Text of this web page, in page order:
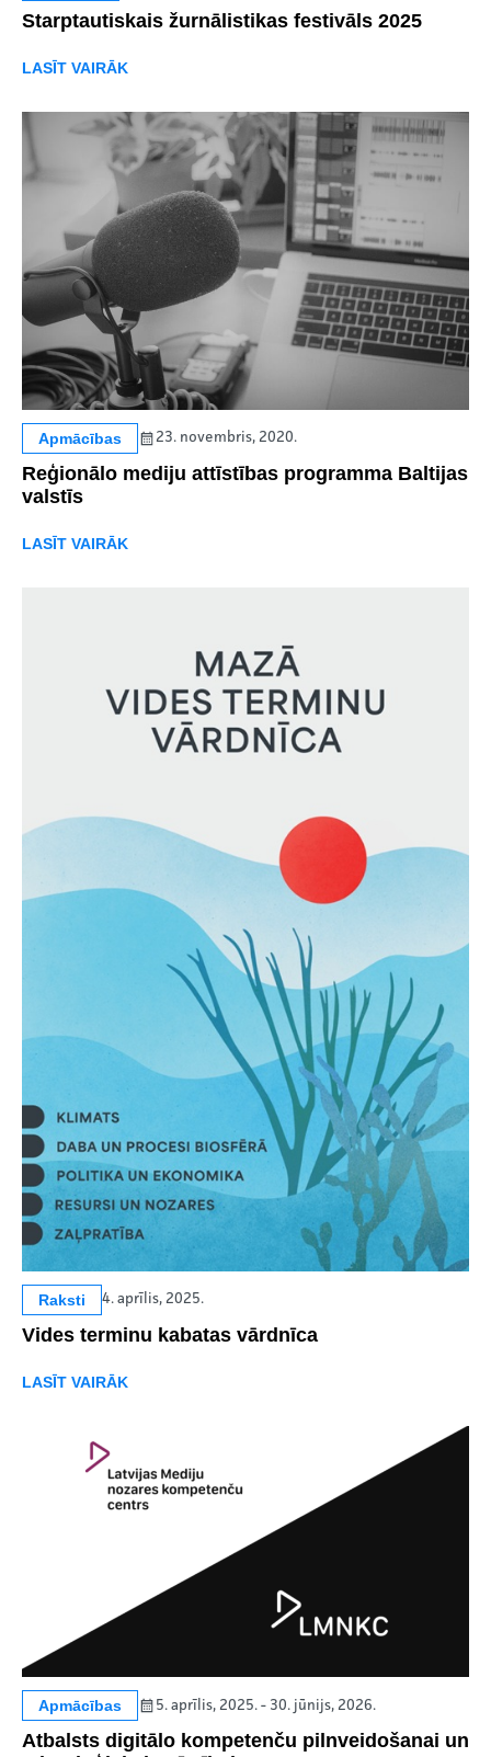
Starptautiskais žurnālistikas festivāls 2025
LASĪT VAIRĀK
Apmācības 23. novembris, 2020.
Reģionālo mediju attīstības programma Baltijas
valstīs
LASĪT VAIRĀK
Raksti 4. aprīlis, 2025.
Vides terminu kabatas vārdnīca
LASĪT VAIRĀK
Apmācības 5. aprīlis, 2025. - 30. jūnijs, 2026.
Atbalsts digitālo kompetenču pilnveidošanai un